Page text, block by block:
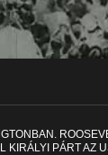
KIRÁLYI PÁRT AZ